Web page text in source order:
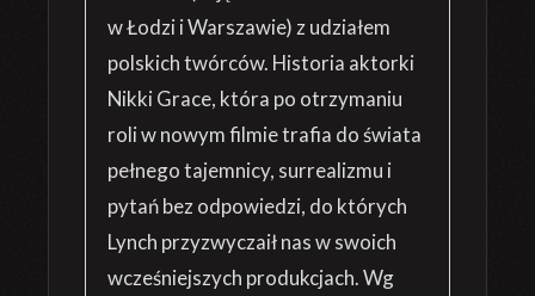
w Łodzi i Warszawie) z udziałem
polskich twórców. Historia aktorki
Nikki Grace, która po otrzymaniu
roli w nowym filmie trafia do świata
pełnego tajemnicy, surrealizmu i
pytań bez odpowiedzi, do których
Lynch przyzwyczaił nas w swoich
wcześniejszych produkcjach. Wg